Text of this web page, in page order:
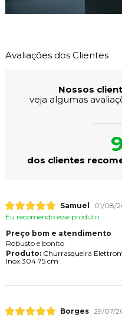
Avaliações dos Clientes
Nossos
veja algumas
dos clientes
Samuel
01/08/
Eu recomendo esse produto.
Preço bom e atendimento
Robusto e bonito
Produto:Churrasqueira
Inox 304 75 cm
Borges 29/07/